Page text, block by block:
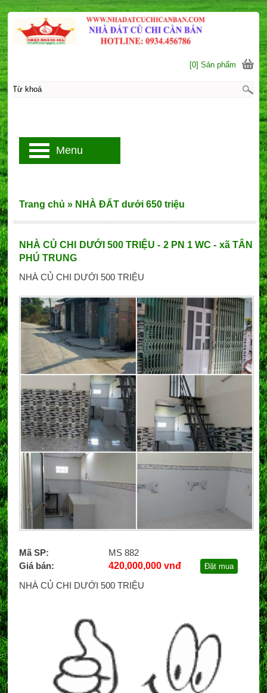
NHÀ CỦ CHI DƯỚI 500 TRIỆU - 2 PN 1 WC - xã TÂN
PHÚ TRUNG
NHÀ CỦ CHI DƯỚI 500 TRIỆU
Mã SP:
MS 882
Giá bán:
420,000,000 vnđ Đặt mua
NHÀ CỦ CHI DƯỚI 500 TRIỆU
Trang chủ » NHÀ ĐẤT dưới 650 triệu
[0] Sản phẩm
Menu